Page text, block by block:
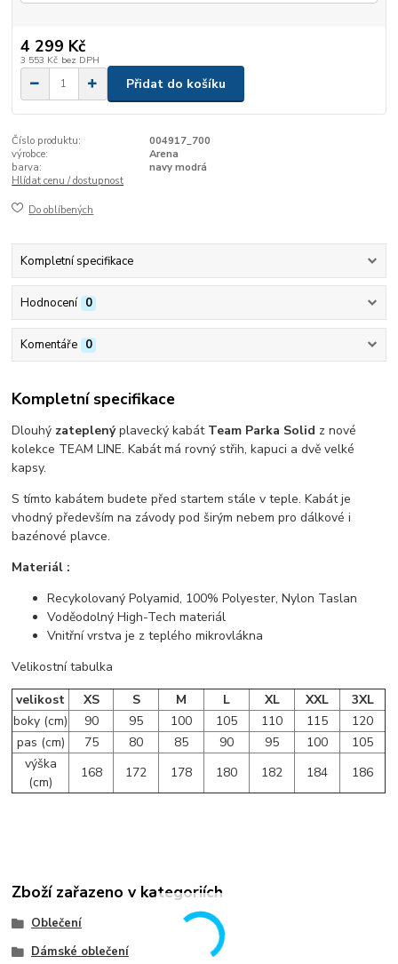
4 299 Kč
3 553 Kč bez DPH
Přidat do košíku
Číslo produktu:
004917_700
výrobce:
Arena
barva:
navy modrá
Hlídat cenu / dostupnost
Do oblíbených
Kompletní specifikace
Hodnocení 0
Komentáře 0
Kompletní specifikace
Dlouhý zateplenýplavecký kabát Team Parka Solid z nové
kolekce TEAM LINE. Kabát má rovný střih, kapuci a dvě velké
kapsy.
S tímto kabátem budete před startem stále v teple. Kabát je
vhodný především na závody pod širým nebem pro dálkové i
bazénové plavce.
Materiál :
Recykolovaný Polyamid, 100% Polyester, Nylon Taslan
Voděodolný High-Tech materiál
Vnitřní vrstva je z teplého mikrovlákna
Velikostní tabulka
velikost
XS S M L XL XXL
3XL
boky (cm)
90 95 100 105 110 115
120
pas (cm)
75 80 85 90 95 100
105
výška
(cm)
168 172 178 180 182 184 186
Zboží zařazeno v kategoriích
Oblečení
Dámské oblečení